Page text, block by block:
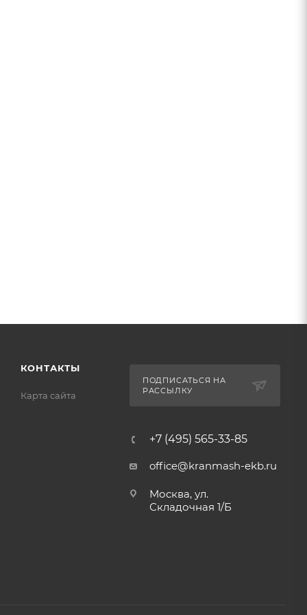
КОНТАКТЫ
Карта сайта
ПОДПИСАТЬСЯ НА
РАССЫЛКУ
+7 (495) 565-33-85
office@kranmash-ekb.ru
Москва, ул.
Складочная 1/Б